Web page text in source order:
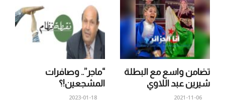
“ماجر”.. وصافرات
المشجعين!؟
2023-01-18
تضامن واسع مع البطلة
شيرين عبد اللاوي
2021-11-06